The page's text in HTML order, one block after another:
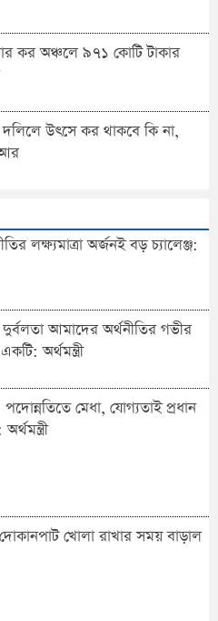
কর অঞ্চলে ৯৭১ কোটি টাকার
দলিলে উৎসে কর থাকবে কি না,
লক্ষ্যমাত্রা অর্জনই বড় চ্যালেঞ্জ:
আমাদের অর্থনীতির গভীর
অর্থমন্ত্রী
মেধা, যোগ্যতাই প্রধান
খোলা রাখার সময় বাড়াল